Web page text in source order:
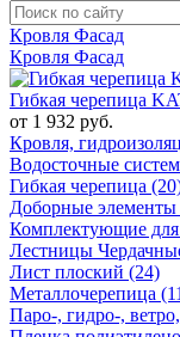
Кровля Фасад
Кровля Фасад
Гибкая черепица
от 1 932 руб.
Кровля,
Водосточные
Гибкая черепица
Доборные элементы
Комплектующие для
Лестницы
Лист плоский (24)
Металлочерепица
Паро-, гидро-,